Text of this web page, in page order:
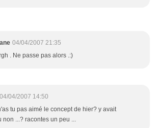
04/04/2007 21:35
. Ne passe pas alors .:)
04/04/2007 14:50
tu pas aimé le concept de hier? y avait
non ...? racontes un peu ...